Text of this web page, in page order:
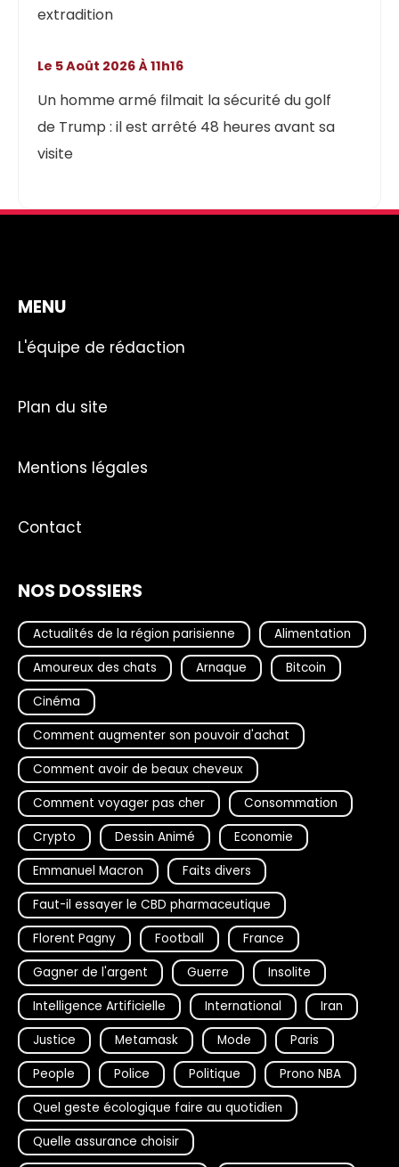
extradition
Un homme armé filmait la sécurité du golf
de Trump : il est arrêté 48 heures avant sa
visite
Le 5 Août 2026 À 11h16
MENU
L'équipe de rédaction
Plan du site
Mentions légales
Contact
NOS DOSSIERS
Actualités de la région parisienne
Alimentation
Amoureux des chats
Arnaque
Bitcoin
Cinéma
Comment augmenter son pouvoir d'achat
Comment avoir de beaux cheveux
Comment voyager pas cher
Consommation
Crypto
Dessin Animé
Economie
Emmanuel Macron
Faits divers
Faut-il essayer le CBD pharmaceutique
Florent Pagny
Football
France
Gagner de l'argent
Guerre
Insolite
Intelligence Artificielle
International
Iran
Justice
Metamask Mode
Paris
People
Police Politique
Prono NBA
Quel geste écologique faire au quotidien
Quelle assurance choisir